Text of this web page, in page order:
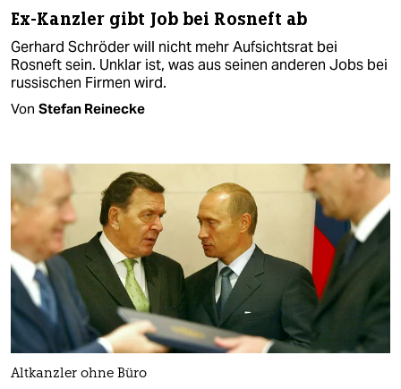
Ex-Kanzler gibt Job bei Rosneft ab
Gerhard Schröder will nicht mehr Aufsichtsrat bei
Rosneft sein. Unklar ist, was aus seinen anderen Jobs bei
russischen Firmen wird.
Von Stefan Reinecke
Altkanzler ohne Büro